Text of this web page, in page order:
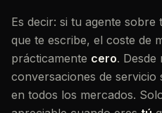
Es decir: si tu agente sobre
que te escribe, el coste de
prácticamente cero. Desde
conversaciones de servicio
en todos los mercados.